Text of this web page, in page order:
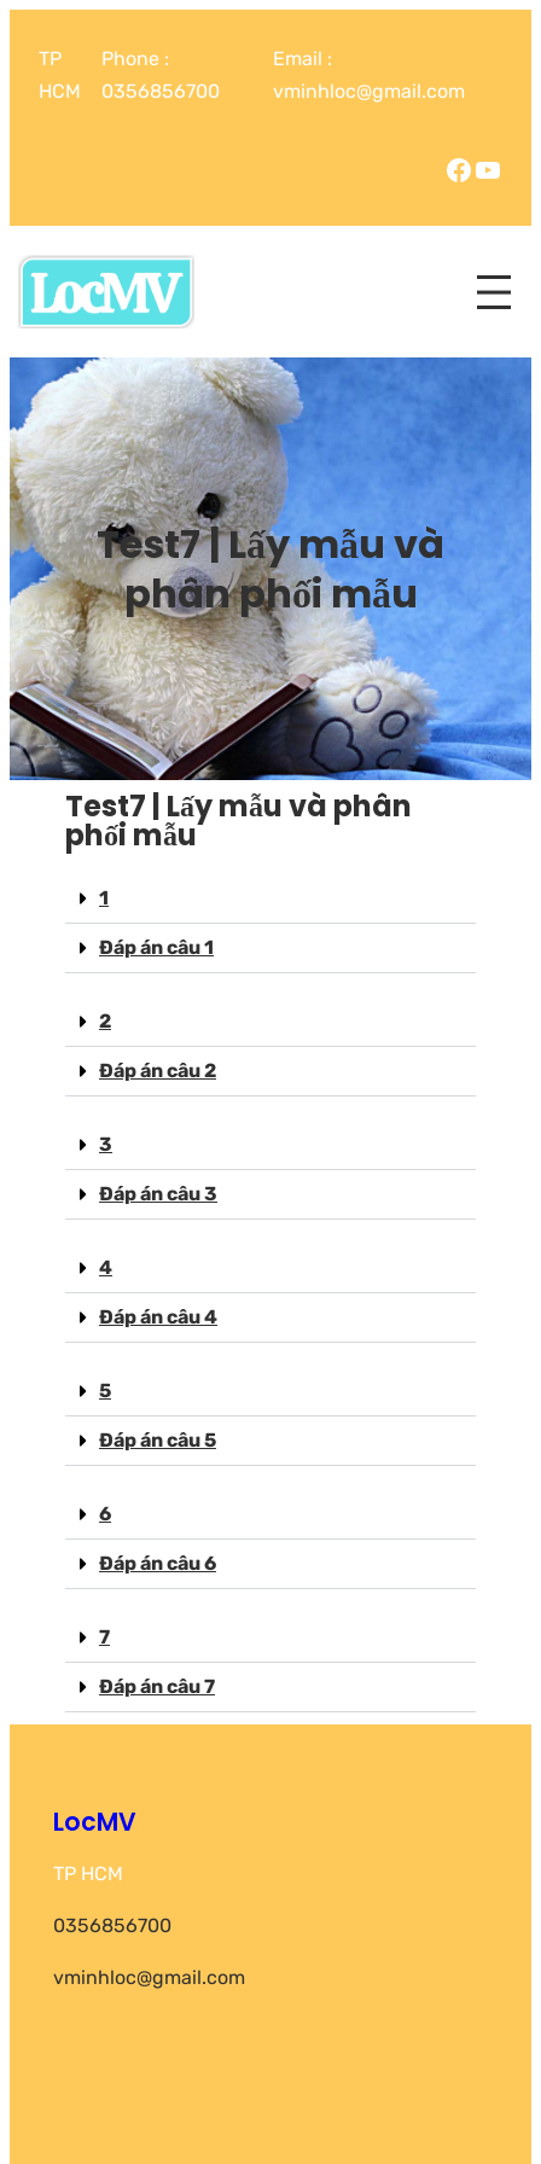
TP
HCM
Phone :
0356856700
Email :
vminhloc@gmail.com
Test7 | Lấy mẫu và
phân phối mẫu
Test7 | Lấy mẫu và phân
phối mẫu
1
Đáp án câu 1
2
Đáp án câu 2
3
Đáp án câu 3
4
Đáp án câu 4
5
Đáp án câu 5
6
Đáp án câu 6
7
Đáp án câu 7
LocMV
TP HCM
0356856700
vminhloc@gmail.com